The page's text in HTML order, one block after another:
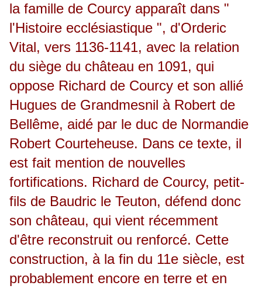
la famille de Courcy apparaît dans "
l'Histoire ecclésiastique ", d'Orderic
Vital, vers 1136-1141, avec la relation
du siège du château en 1091, qui
oppose Richard de Courcy et son allié
Hugues de Grandmesnil à Robert de
Bellême, aidé par le duc de Normandie
Robert Courteheuse. Dans ce texte, il
est fait mention de nouvelles
fortifications. Richard de Courcy, petit-
fils de Baudric le Teuton, défend donc
son château, qui vient récemment
d'être reconstruit ou renforcé. Cette
construction, à la fin du 11e siècle, est
probablement encore en terre et en